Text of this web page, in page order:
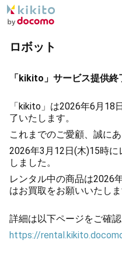
ロボット
「kikito」サービス提供
「kikito」は2026年6月18
了いたします。
これまでのご愛顧、誠に
2026年3月12日(木)15時
しました。
レンタル中の商品は2026
はお買取をお願いいたしま
詳細は以下ページをご確認
https://